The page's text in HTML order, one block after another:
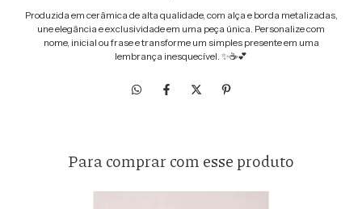
Produzida em cerâmica de alta qualidade, com alça e borda metalizadas,
une elegância e exclusividade em uma peça única. Personalize com
nome, inicial ou frase e transforme um simples presente em uma
lembrança inesquecível. ✨☕💕
Para comprar com esse produto